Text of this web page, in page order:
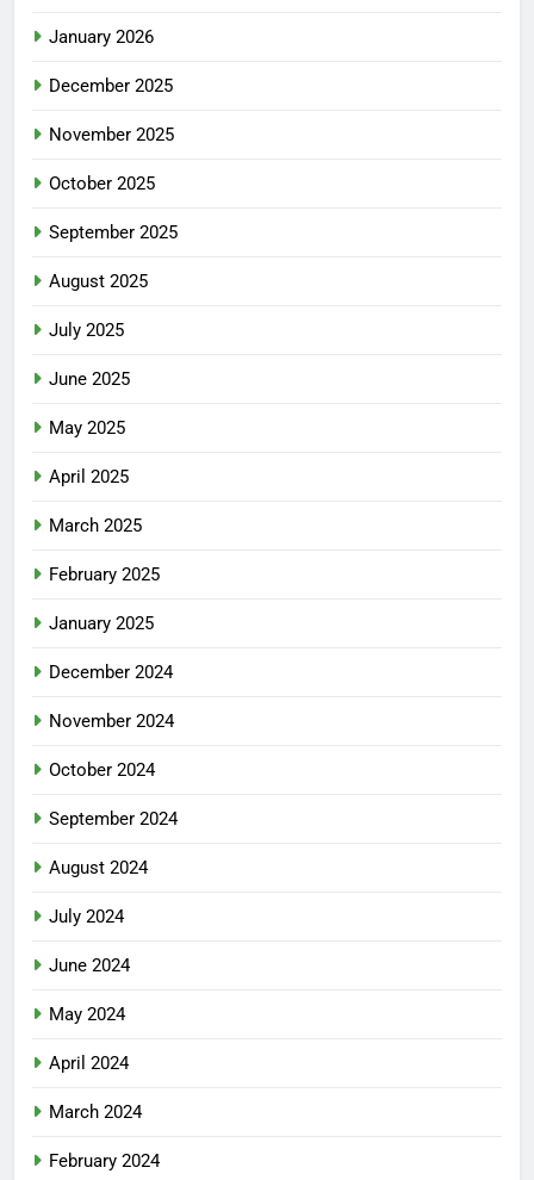
January 2026
December 2025
November 2025
October 2025
September 2025
August 2025
July 2025
June 2025
May 2025
April 2025
March 2025
February 2025
January 2025
December 2024
November 2024
October 2024
September 2024
August 2024
July 2024
June 2024
May 2024
April 2024
March 2024
February 2024